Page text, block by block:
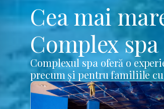
Cea mai
Complex spa
Complexul spa oferă o
precum și pentru familiile